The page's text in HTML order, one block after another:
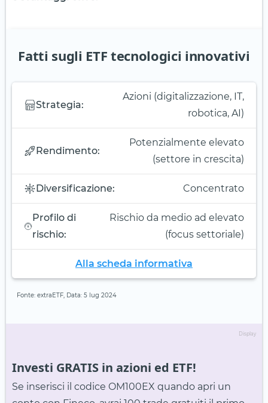
Fatti sugli ETF tecnologici innovativi
Strategia:
Azioni (digitalizzazione, IT,
robotica, AI)
Rendimento:
Potenzialmente elevato
(settore in crescita)
Diversificazione: Concentrato
Profilo di
rischio:
Rischio da medio ad elevato
(focus settoriale)
Alla scheda informativa
Fonte: extraETF, Data: 5 lug 2024
Display
Investi GRATIS in azioni ed ETF!
Se inserisci il codice OM100EX quando apri un